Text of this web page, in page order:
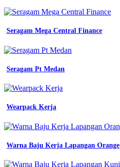
baju
kemeja
pria
seragam
putih
full
Baju
Seragam
Kerja
Pramugara
Sriwijaya
Baju
Seragam Mega Central Finance
Seragam Pt Medan
Wearpack Kerja
Warna Baju Kerja Lapangan Orange